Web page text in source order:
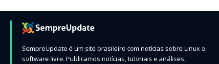
SempreUpdate é um site brasileiro com notícias sobre Linux e
software livre. Publicamos notícias, tutoriais e análises,